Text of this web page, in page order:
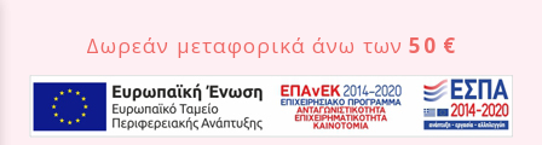
Δωρεάν μεταφορικά άνω των50 €